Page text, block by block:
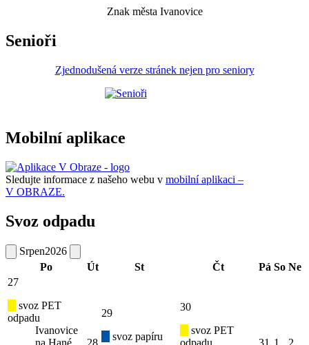
Znak města Ivanovice
Senioři
Zjednodušená verze stránek nejen pro seniory
Mobilní aplikace
Sledujte informace z našeho webu v mobilní aplikaci –
V OBRAZE.
Svoz odpadu
Srpen2026
Po
Út St Čt Pá So Ne
27
svoz PET
odpadu
Ivanovice
na Hané
28
29
svoz papíru
30
svoz PET
odpadu
31 1 2